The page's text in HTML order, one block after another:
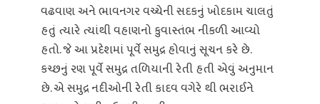
વઢવાણ અને ભાવનગર વચ્ચેની સદકનું ખોદકામ ચાલતું
હતું ત્યારે ત્યાંથી વહાણનો કુવાસ્તંભ નીકળી આવ્યો
હતો. જે આ પ્રદેશમાં પૂર્વે સમુદ્ર હોવાનું સૂચન કરે છે.
કચ્છનું રણ પૂર્વે સમુદ્ર તળિયાની રેતી હતી એવું અનુમાન
છે. એ સમુદ્ર નદીઓની રેતી કાદવ વગેરે થી ભરાઈને